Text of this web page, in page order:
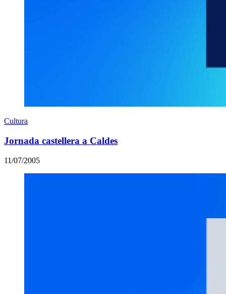
Cultura
Jornada castellera a Caldes
11/07/2005